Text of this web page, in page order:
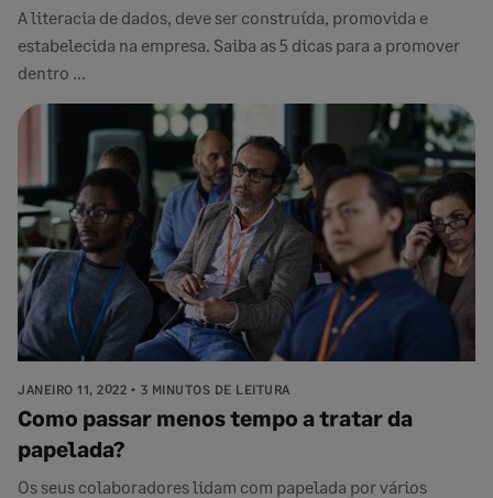
A literacia de dados, deve ser construída, promovida e
estabelecida na empresa. Saiba as 5 dicas para a promover
dentro ...
JANEIRO 11, 2022 3 MINUTOS DE LEITURA
Como passar menos tempo a tratar da
papelada?
Os seus colaboradores lidam com papelada por vários